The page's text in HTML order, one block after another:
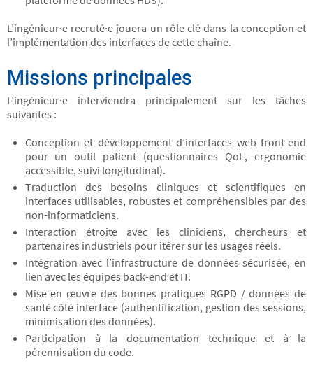
L’ingénieur·e recruté·e jouera un rôle clé dans la conception et
l’implémentation des interfaces de cette chaîne.
Missions principales
L’ingénieur·e interviendra principalement sur les tâches
suivantes :
Conception et développement d’interfaces web front-end
pour un outil patient (questionnaires QoL, ergonomie
accessible, suivi longitudinal).
Traduction des besoins cliniques et scientifiques en
interfaces utilisables, robustes et compréhensibles par des
non-informaticiens.
Interaction étroite avec les cliniciens, chercheurs et
partenaires industriels pour itérer sur les usages réels.
Intégration avec l’infrastructure de données sécurisée, en
lien avec les équipes back-end et IT.
Mise en œuvre des bonnes pratiques RGPD / données de
santé côté interface (authentification, gestion des sessions,
minimisation des données).
Participation à la documentation technique et à la
pérennisation du code.